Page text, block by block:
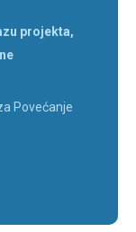
projekta,
Povećanje